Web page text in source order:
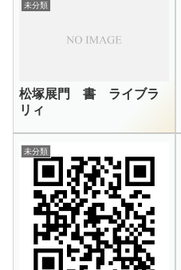
未分類
松塚展門 書 ライブラ
リィ
未分類